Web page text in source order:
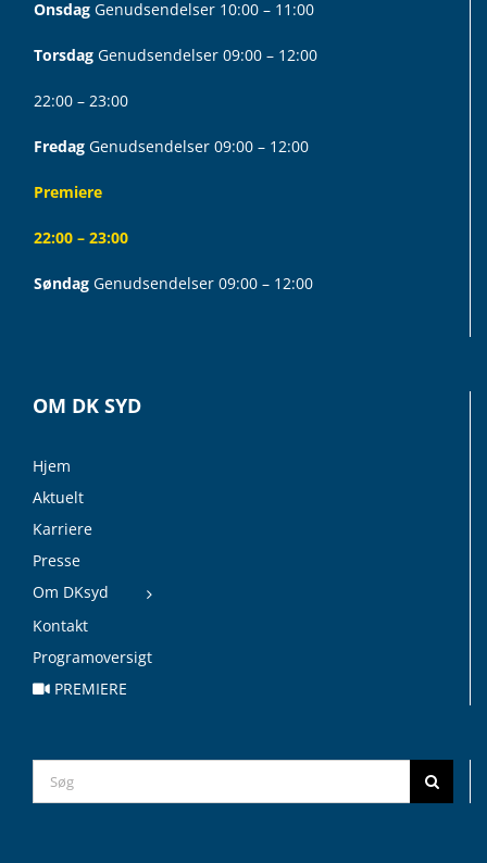
Onsdag Genudsendelser 10:00 – 11:00
Torsdag Genudsendelser 09:00 – 12:00
22:00 – 23:00
Fredag Genudsendelser 09:00 – 12:00
Premiere
22:00 – 23:00
Søndag Genudsendelser 09:00 – 12:00
OM DK SYD
Hjem
Aktuelt
Karriere
Presse
Om DKsyd
Kontakt
Programoversigt
PREMIERE
Search
for: